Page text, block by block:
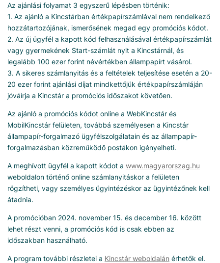
Az ajánlási folyamat 3 egyszerű lépésben történik:
1. Az ajánló a Kincstárban értékpapírszámlával nem rendelkező
hozzátartozójának, ismerősének megad egy promóciós kódot.
2. Az új ügyfél a kapott kód felhasználásával értékpapírszámlát
vagy gyermekének Start-számlát nyit a Kincstárnál, és
legalább 100 ezer forint névértékben állampapírt vásárol.
3. A sikeres számlanyitás és a feltételek teljesítése esetén a 20-
20 ezer forint ajánlási díjat mindkettőjük értékpapírszámláján
jóváírja a Kincstár a promóciós időszakot követően.
Az ajánló a promóciós kódot online a WebKincstár és
MobilKincstár felületen, továbbá személyesen a Kincstár
állampapír-forgalmazó ügyfélszolgálatain és az állampapír-
forgalmazásban közreműködő postákon igényelheti.
A meghívott ügyfél a kapott kódot a www.magyarorszag.hu
weboldalon történő online számlanyitáskor a felületen
rögzítheti, vagy személyes ügyintézéskor az ügyintézőnek kell
átadnia.
A promócióban 2024. november 15. és december 16. között
lehet részt venni, a promóciós kód is csak ebben az
időszakban használható.
A program további részletei a Kincstár weboldalán érhetők el.